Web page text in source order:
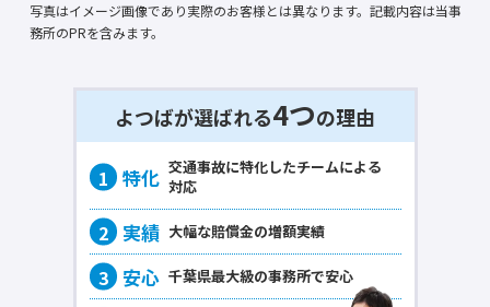
写真はイメージ画像であり実際のお客様とは異なります。記載内容は当事
務所のPRを含みます。
よつばが選ばれる4つの理由
交通事故に特化したチームによる
対応
大幅な賠償金の増額実績
千葉県最大級の事務所で安心